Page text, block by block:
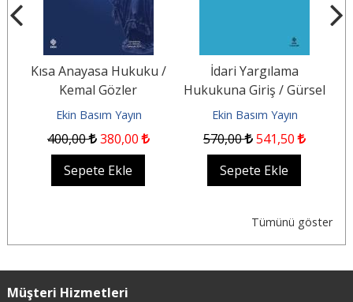
Kısa Anayasa Hukuku /
Kemal Gözler
Ekin Basım Yayın
400,00 380,00
Sepete Ekle
İdari Yargılama
Hukukuna Giriş / Gürsel
Kaplan
Ekin Basım Yayın
570,00 541,50
Sepete Ekle
Tümünü göster
Müşteri Hizmetleri